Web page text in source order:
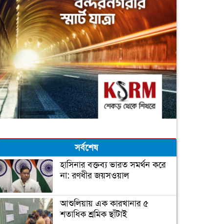
সর্বশেষ
হাসিনার বক্তব্য ভারত সমর্থন করে
না: রণধীর জয়সওয়াল
আশুলিয়ায় এক কারখানার ৫
শতাধিক শ্রমিক ছাঁটাই